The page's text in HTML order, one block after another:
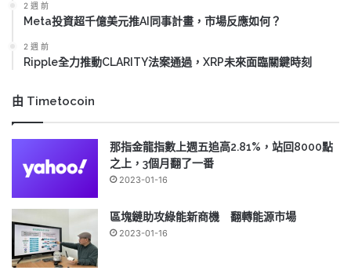
2 週 前
Meta投資超千億美元推AI同事計畫，市場反應如何？
2 週 前
Ripple全力推動CLARITY法案通過，XRP未來面臨關鍵時刻
由 Timetocoin
那指金龍指數上週五追高2.81%，站回8000點
之上，3個月翻了一番
2023-01-16
區塊鏈助攻綠能新商機 翻轉能源市場
2023-01-16